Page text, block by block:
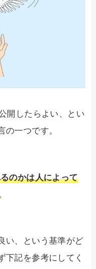
開したらよい、とい
の一つです。
のかは人によって
い、という基準がど
下記を参考にしてく